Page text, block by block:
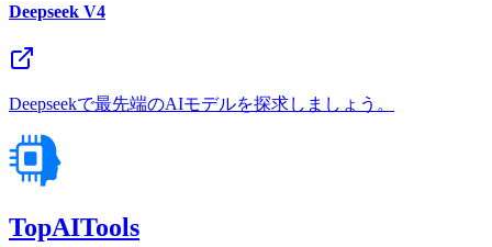
Deepseek V4
Deepseekで最先端のAIモデルを探求しましょう。
TopAITools